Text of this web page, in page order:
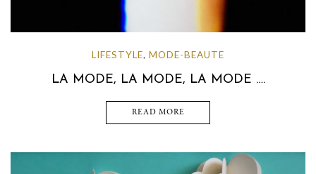
LIFESTYLE, MODE-BEAUTE
LA MODE, LA MODE, LA MODE ….
READ MORE